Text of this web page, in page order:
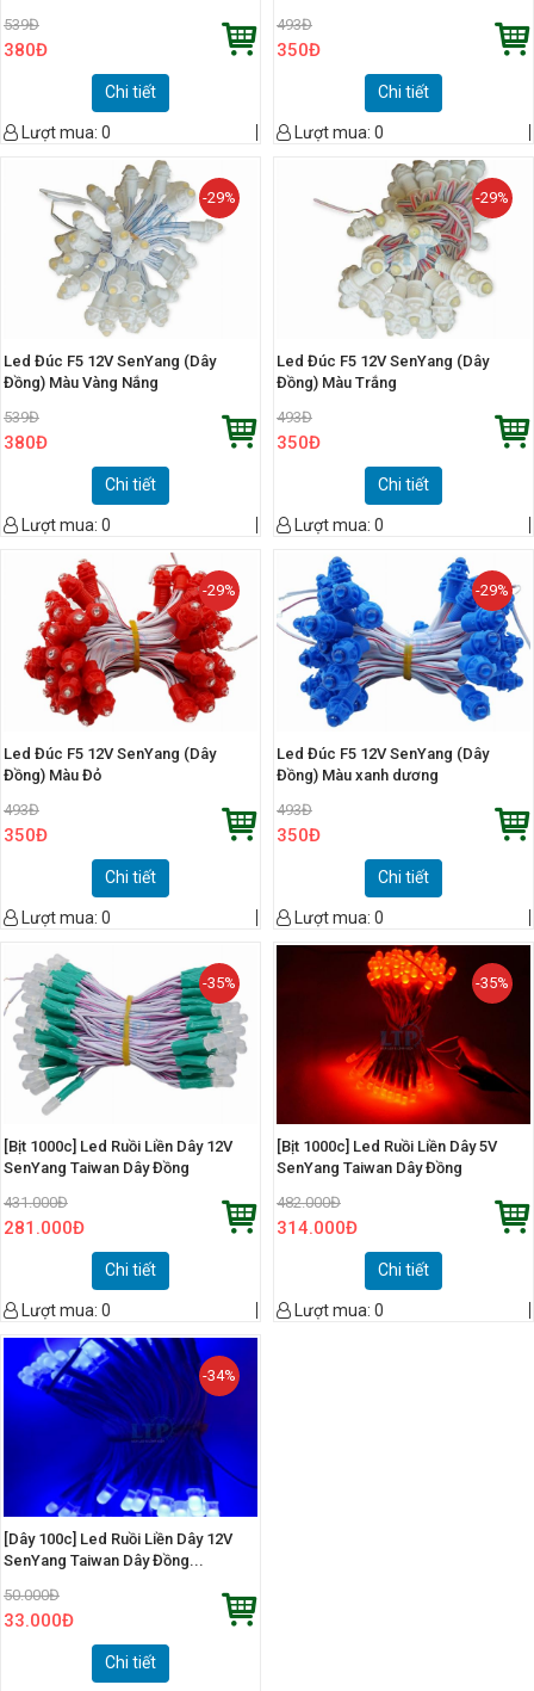
539Đ
380Đ
Chi tiết
Lượt mua: 0
493Đ
350Đ
Chi tiết
Lượt mua: 0
-29%
Led Đúc F5 12V SenYang (Dây
Đồng) Màu Vàng Nắng
539Đ
380Đ
Chi tiết
Lượt mua: 0
-29%
Led Đúc F5 12V SenYang (Dây
Đồng) Màu Trắng
493Đ
350Đ
Chi tiết
Lượt mua: 0
-29%
Led Đúc F5 12V SenYang (Dây
Đồng) Màu Đỏ
493Đ
350Đ
Chi tiết
Lượt mua: 0
-29%
Led Đúc F5 12V SenYang (Dây
Đồng) Màu xanh dương
493Đ
350Đ
Chi tiết
Lượt mua: 0
-35%
[Bịt 1000c] Led Ruồi Liền Dây 12V
SenYang Taiwan Dây Đồng
431.000Đ
281.000Đ
Chi tiết
Lượt mua: 0
-35%
[Bịt 1000c] Led Ruồi Liền Dây 5V
SenYang Taiwan Dây Đồng
482.000Đ
314.000Đ
Chi tiết
Lượt mua: 0
-34%
[Dây 100c] Led Ruồi Liền Dây 12V
SenYang Taiwan Dây Đồng...
50.000Đ
33.000Đ
Chi tiết